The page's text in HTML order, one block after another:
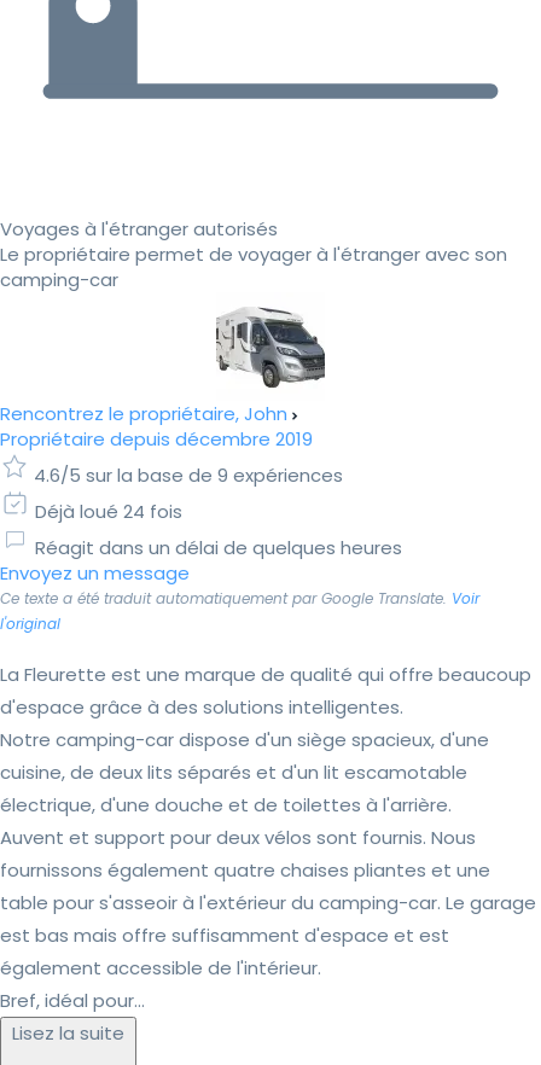
Voyages à l'étranger autorisés
Le propriétaire permet de voyager à l'étranger avec son
camping-car
Rencontrez le propriétaire, John
Propriétaire depuis décembre 2019
4.6/5 sur la base de 9 expériences
Déjà loué 24 fois
Réagit dans un délai de quelques heures
Envoyez un message
Ce texte a été traduit automatiquement par Google Translate. Voir
l'original
La Fleurette est une marque de qualité qui offre beaucoup
d'espace grâce à des solutions intelligentes.
Notre camping-car dispose d'un siège spacieux, d'une
cuisine, de deux lits séparés et d'un lit escamotable
électrique, d'une douche et de toilettes à l'arrière.
Auvent et support pour deux vélos sont fournis. Nous
fournissons également quatre chaises pliantes et une
table pour s'asseoir à l'extérieur du camping-car. Le garage
est bas mais offre suffisamment d'espace et est
également accessible de l'intérieur.
Bref, idéal pour...
Lisez la suite